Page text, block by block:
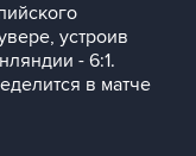
устроив
- 6:1.
в матче